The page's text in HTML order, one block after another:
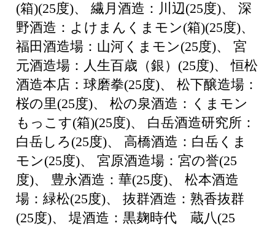
(箱)(25度)、 繊月酒造：川辺(25度)、 深
野酒造：よけまんくまモン(箱)(25度)、
福田酒造場：山河くまモン(25度)、 宮
元酒造場：人生百歳（銀）(25度)、 恒松
酒造本店：球磨拳(25度)、 松下醸造場：
桜の里(25度)、 松の泉酒造：くまモン
もっこす(箱)(25度)、 白岳酒造研究所：
白岳しろ(25度)、 高橋酒造：白岳くま
モン(25度)、 宮原酒造場：宮の誉(25
度)、 豊永酒造：華(25度)、 松本酒造
場：緑松(25度)、 抜群酒造：熟香抜群
(25度)、 堤酒造：黒麹時代 蔵八(25